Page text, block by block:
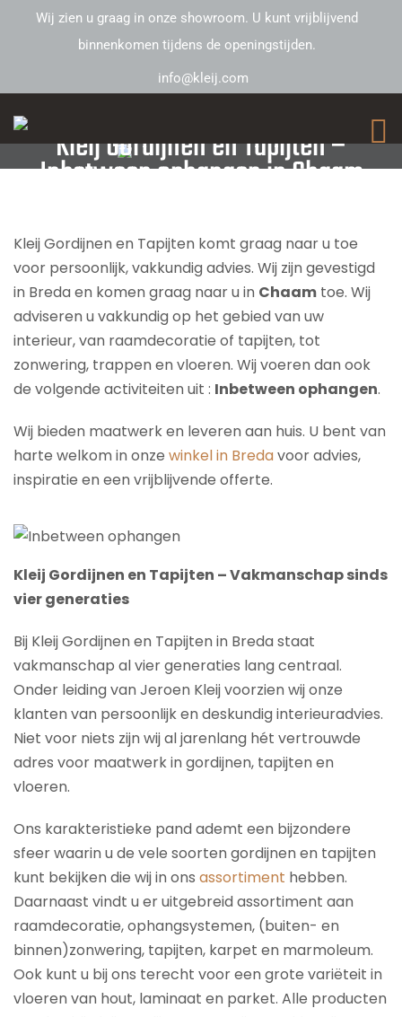
Wij zien u graag in onze showroom. U kunt vrijblijvend
binnenkomen tijdens de openingstijden.
info@kleij.com
Kleij Gordijnen en Tapijten –
Inbetween ophangen in Chaam
Kleij Gordijnen en Tapijten komt graag naar u toe
voor persoonlijk, vakkundig advies. Wij zijn gevestigd
in Breda en komen graag naar u in Chaam toe. Wij
adviseren u vakkundig op het gebied van uw
interieur, van raamdecoratie of tapijten, tot
zonwering, trappen en vloeren. Wij voeren dan ook
de volgende activiteiten uit : Inbetween ophangen.
Wij bieden maatwerk en leveren aan huis. U bent van
harte welkom in onze winkel in Bredavoor advies,
inspiratie en een vrijblijvende offerte.
Kleij Gordijnen en Tapijten – Vakmanschap sinds
vier generaties
Bij Kleij Gordijnen en Tapijten in Breda staat
vakmanschap al vier generaties lang centraal.
Onder leiding van Jeroen Kleij voorzien wij onze
klanten van persoonlijk en deskundig interieuradvies.
Niet voor niets zijn wij al jarenlang hét vertrouwde
adres voor maatwerk in gordijnen, tapijten en
vloeren.
Ons karakteristieke pand ademt een bijzondere
sfeer waarin u de vele soorten gordijnen en tapijten
kunt bekijken die wij in ons assortiment hebben.
Daarnaast vindt u er uitgebreid assortiment aan
raamdecoratie, ophangsystemen, (buiten- en
binnen)zonwering, tapijten, karpet en marmoleum.
Ook kunt u bij ons terecht voor een grote variëteit in
vloeren van hout, laminaat en parket. Alle producten